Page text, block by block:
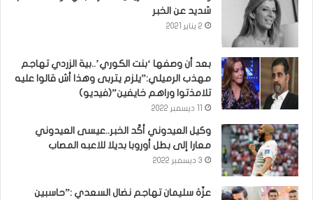
شديد عن الخبر
2 يناير 2021
بعد أن وصفها ‘بنت الكوري’..بية الزردي تهاجم
مهذب الرميلي:”يلزم يتربى وهذا أش قالوا عليه
تلامذتوا وراهم خايفين”(فيديو)
وكيل العيدوني أكّد الخبر..عيسى العيدوني
معارا إلى بطل أوروبا بديلا للاعبه المصاب
3 ديسمبر 2022
عزّة سليمان تهاجم نضال السعدي :”حاسبين